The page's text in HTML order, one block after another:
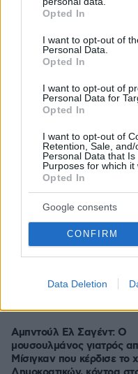
grant or deny consent to
use your data for below
consent section.
Opted In
I want to opt-out of
Personal Data.
Opted In
I want to opt-out of
Personal Data for
Opted In
I want to opt-out of
Retention, Sale,
Personal Data that
Purposes for which it
Opted In
Google consents
CONFIRM
Data Deletion
ξερός από γροθιά
«Την έβαλα μέσα στον
μια βαλίτσα, την έδωσα
γέρο»: Τι ισχυρίστηκε ο
στους αστυνομικούς για
της Βρετανίδας
05.08.2026, 12:26
Στα decks της Μυκόνου:
dj, οι αμοιβές τους και
ξέφρενες μέρες και νύχτες
05.08.2026, 15:21
Αμπντούλ Ελ Σαγέντ: Ο
μουσουλμάνος γιατρός
Μίσιγκαν που κέρδισε το